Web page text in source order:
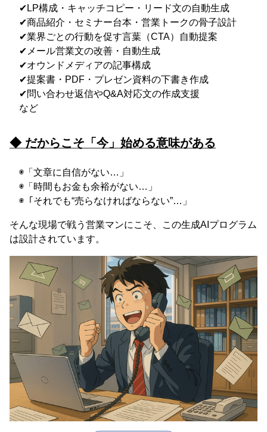
✔LP構成・キャッチコピー・リード文の自動生成
✔商品紹介・セミナー台本・営業トークの骨子設計
✔業界ごとの行動を促す言葉（CTA）自動提案
✔メール営業文の改善・自動生成
✔オウンドメディアの記事構成
✔提案書・PDF・プレゼン資料の下書き作成
✔問い合わせ返信やQ&A対応文の作成支援
など
◆ だからこそ「今」始める意味がある
◉「文章に自信がない…」
◉「時間もお金も余裕がない…」
◉「それでも“売らなければならない”…」
そんな現場で戦う営業マンにこそ、この生成AIプログラム
は設計されています。